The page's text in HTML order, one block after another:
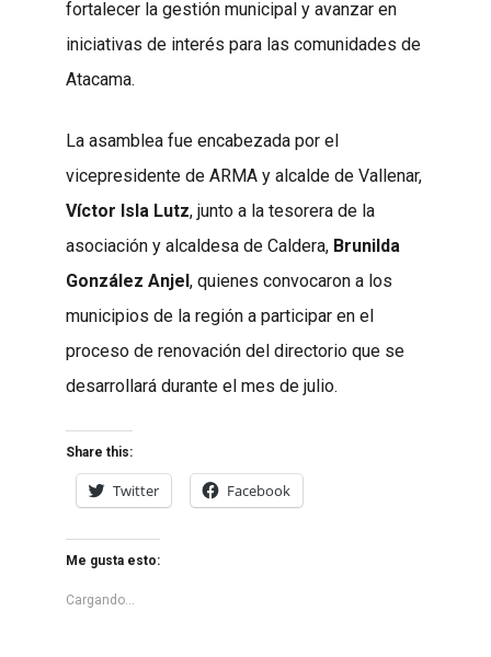
fortalecer la gestión municipal y avanzar en
iniciativas de interés para las comunidades de
Atacama.
La asamblea fue encabezada por el
vicepresidente de ARMA y alcalde de Vallenar,
Víctor Isla Lutz, junto a la tesorera de la
asociación y alcaldesa de Caldera, Brunilda
González Anjel, quienes convocaron a los
municipios de la región a participar en el
proceso de renovación del directorio que se
desarrollará durante el mes de julio.
Share this:
Twitter Facebook
Me gusta esto:
Cargando...